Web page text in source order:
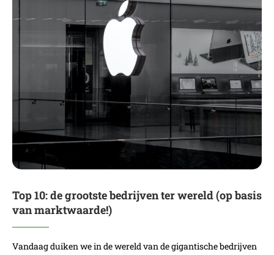
Top 10: de grootste bedrijven ter wereld (op basis
van marktwaarde!)
Vandaag duiken we in de wereld van de gigantische bedrijven